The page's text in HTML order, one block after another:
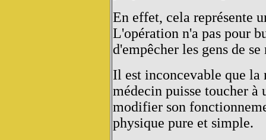
En effet, cela représente
L'opération n'a pas pour
d'empêcher les gens de
Il est inconcevable que la
médecin puisse toucher à
modifier son
physique pure et simple.